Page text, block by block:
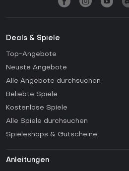
Deals & Spiele
Top-Angebote
Neuste Angebote
Alle Angebote durchsuchen
Beliebte Spiele
Kostenlose Spiele
Alle Spiele durchsuchen
Spieleshops & Gutscheine
Anleitungen